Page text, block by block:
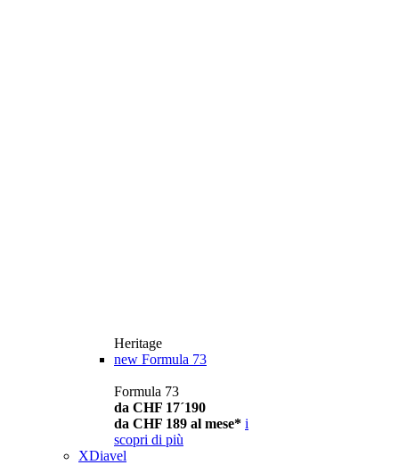
Heritage
new Formula 73
Formula 73
da CHF 17´190
da CHF 189 al mese* i
scopri di più
XDiavel